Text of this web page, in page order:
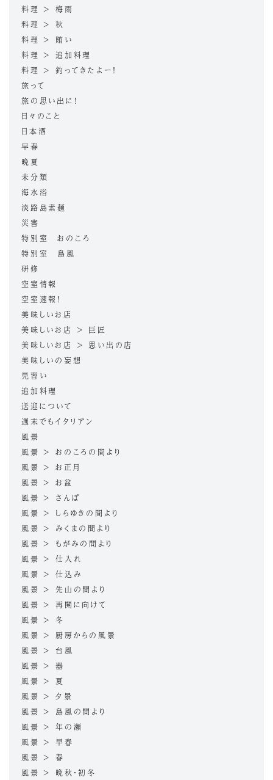
料理 > 梅雨
料理 > 秋
料理 > 賄い
料理 > 追加料理
料理 > 釣ってきたよー！
旅って
旅の思い出に！
日々のこと
日本酒
早春
晩夏
未分類
海水浴
淡路島素麺
災害
特別室 おのころ
特別室 島風
研修
空室情報
空室速報！
美味しいお店
美味しいお店 > 巨匠
美味しいお店 > 思い出の店
美味しいの妄想
見習い
追加料理
送迎について
週末でもイタリアン
風景
風景 > おのころの間より
風景 > お正月
風景 > お盆
風景 > さんぽ
風景 > しらゆきの間より
風景 > みくまの間より
風景 > もがみの間より
風景 > 仕入れ
風景 > 仕込み
風景 > 先山の間より
風景 > 再開に向けて
風景 > 冬
風景 > 厨房からの風景
風景 > 台風
風景 > 器
風景 > 夏
風景 > 夕景
風景 > 島風の間より
風景 > 年の瀬
風景 > 早春
風景 > 春
風景 > 晩秋・初冬